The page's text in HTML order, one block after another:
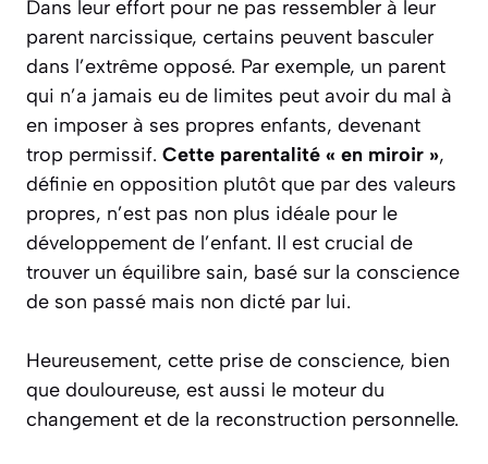
Dans leur effort pour ne pas ressembler à leur
parent narcissique, certains peuvent basculer
dans l’extrême opposé. Par exemple, un parent
qui n’a jamais eu de limites peut avoir du mal à
en imposer à ses propres enfants, devenant
trop permissif. Cette parentalité « en miroir »,
définie en opposition plutôt que par des valeurs
propres, n’est pas non plus idéale pour le
développement de l’enfant. Il est crucial de
trouver un équilibre sain, basé sur la conscience
de son passé mais non dicté par lui.
Heureusement, cette prise de conscience, bien
que douloureuse, est aussi le moteur du
changement et de la reconstruction personnelle.